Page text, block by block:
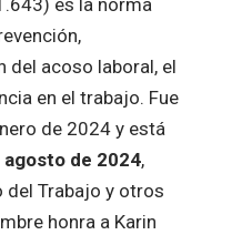
es la norma
del acoso laboral, el
en el trabajo. Fue
de 2024 y está
de 2024,
Trabajo y otros
honra a Karin